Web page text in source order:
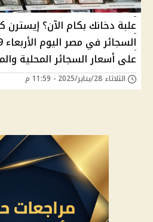
علبة دخانك بكام الآن؟ إيسترن
على أسعار السجائر المحلية
الثلاثاء 28/يناير/2025 - 11:59 م